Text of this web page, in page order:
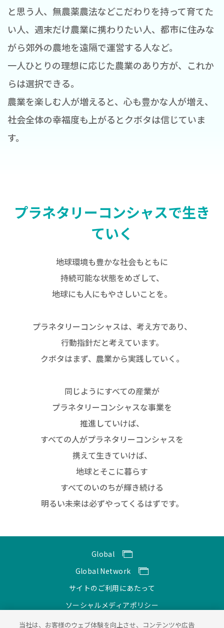
と思う人、無農薬農法などこだわりを持って育てた
い人、週末だけ農業に携わりたい人、都市に住みな
がら郊外の農地を遠隔で運営する人など。
一人ひとりの理想に応じた農業のあり方が、これか
らは選択できる。
農業を楽しむ人が増えると、心も豊かな人が増え、
社会全体の幸福度も上がるとクボタは信じていま
す。
プラネタリーコンシャスで生き
ていく
地球環境も豊かな社会もともに
持続可能な状態をめざして、
地球にも人にもやさしいことを。
プラネタリーコンシャスは、考え方であり、
行動指針だと考えています。
クボタはまず、農業から実践していく。
同じようにすべての産業が
プラネタリーコンシャスな事業を
推進していけば、
すべての人がプラネタリーコンシャスを
携えて生きていけば、
地球とそこに暮らす
すべてのいのちが輝き続ける
明るい未来は必ずやってくるはずです。
Global
Global Network
サイトのご利用にあたって
ソーシャルメディアポリシー
個人情報保護方針
当社は、お客様のウェブ体験を向上させ、コンテンツや広告